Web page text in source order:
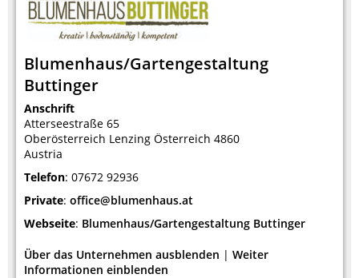
Blumenhaus/Gartengestaltung
Buttinger
Anschrift
Atterseestraße 65
Oberösterreich Lenzing Österreich 4860
Austria
Telefon: 07672 92936
Private: office@blumenhaus.at
Webseite: Blumenhaus/Gartengestaltung Buttinger
Über das Unternehmen ausblenden | Weiter
Informationen einblenden